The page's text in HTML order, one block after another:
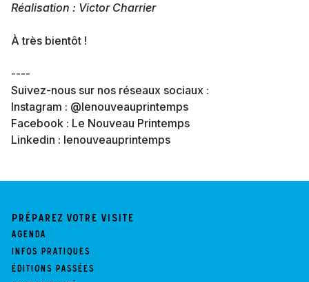
Réalisation : Victor Charrier
À très bientôt !
----
Suivez-nous sur nos réseaux sociaux :
Instagram : @lenouveauprintemps
Facebook : Le Nouveau Printemps
Linkedin : lenouveauprintemps
Préparez votre visite
Agenda
Infos pratiques
Éditions passées